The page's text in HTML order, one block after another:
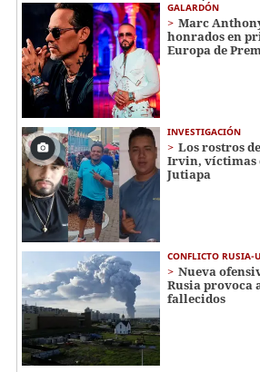
GALARDÓN
Marc
honrados en
Europa de
INVESTIGACIÓN
Los rostros
Irvin, víctimas
Jutiapa
CONFLICTO RUSIA-
Nueva
Rusia provoca
fallecidos